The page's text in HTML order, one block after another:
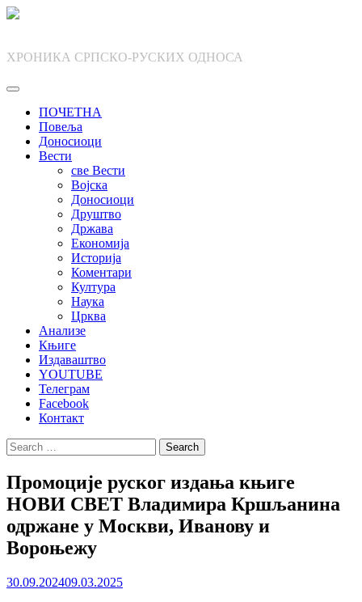
Skip
ХРОНИКА СРПСКО-РУСКИХ ОДНОСА
ПОЧЕТНА
Повеља
Доносиоци
Вести
све Вести
Војска
Доносиоци
Друштво
Држава
Економија
Историја
Коментари
Култура
Наука
Црква
Анализе
Књиге
Издаваштво
YOUTUBE
Телеграм
Facebook
Контакт
Search
for:
Промоције руског издања књиге
НОВИ СВЕТ Владимира Кршљанина
одржане у Москви, Иванову и
Вороњежу
30.09.202409.03.2025